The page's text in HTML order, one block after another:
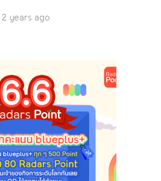
2 years ago